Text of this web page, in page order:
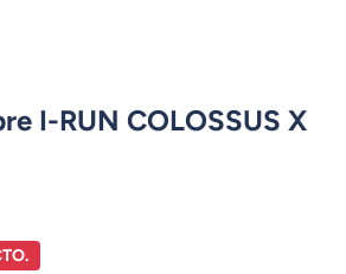
I-RUN COLOSSUS X